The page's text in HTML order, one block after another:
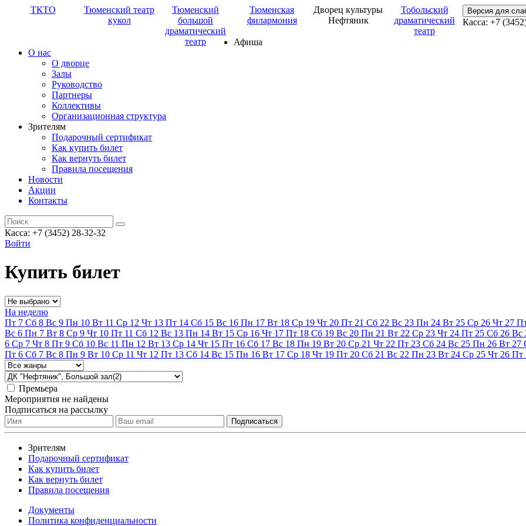
ТКТО
Тюменский театр
кукол
Тюменский
большой
драматический
театр
Тюменская
филармония
Дворец культуры
Нефтяник
Тобольский
драматический
театр
Версия для
Касса: +7
Афиша
О нас
О дворце
Залы
Руководство
Партнеры
Коллективы
Организационная структура
Зрителям
Подарочный сертификат
Как купить билет
Как вернуть билет
Правила посещения
Новости
Акции
Контакты
Касса: +7 (3452) 28-32-32
Войти
Купить билет
На неделю
Пт 7 Сб 8 Вс 9 Пн 10 Вт 11 Ср 12 Чт 13 Пт 14 Сб 15 Вс 16 Пн 17 Вт 18 Ср 19 Чт 20 Пт 21 Сб 22 Вс 23 Пн 24 Вт 25 Ср 26 Чт 27
Вс 6 Пн 7 Вт 8 Ср 9 Чт 10 Пт 11 Сб 12 Вс 13 Пн 14 Вт 15 Ср 16 Чт 17 Пт 18 Сб 19 Вс 20 Пн 21 Вт 22 Ср 23 Чт 24 Пт 25 Сб 26 Вс
6 Ср 7 Чт 8 Пт 9 Сб 10 Вс 11 Пн 12 Вт 13 Ср 14 Чт 15 Пт 16 Сб 17 Вс 18 Пн 19 Вт 20 Ср 21 Чт 22 Пт 23 Сб 24 Вс 25 Пн 26 Вт 27
Пт 6 Сб 7 Вс 8 Пн 9 Вт 10 Ср 11 Чт 12 Пт 13 Сб 14 Вс 15 Пн 16 Вт 17 Ср 18 Чт 19 Пт 20 Сб 21 Вс 22 Пн 23 Вт 24 Ср 25 Чт 26 Пт
Премьера
Мероприятия не найдены
Подписаться на рассылку
Зрителям
Подарочный сертификат
Как купить билет
Как вернуть билет
Правила посещения
Документы
Политика конфиденциальности